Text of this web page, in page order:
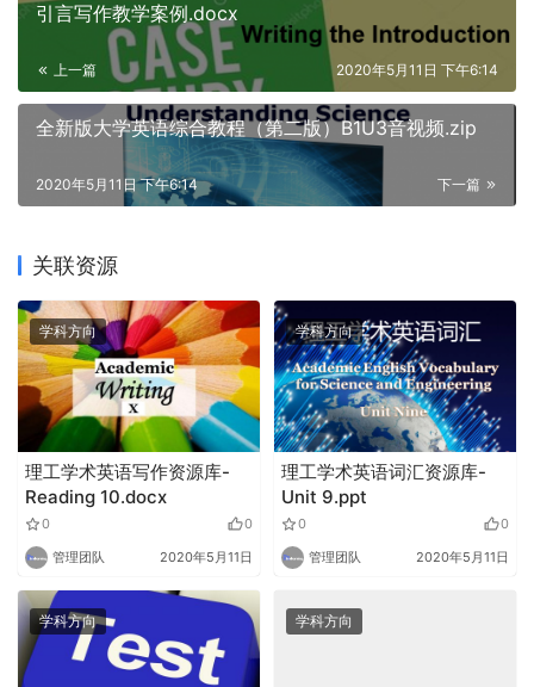
引言写作教学案例.docx
上一篇 2020年5月11日 下午6:14
全新版大学英语综合教程（第二版）B1U3音视频.zip
下一篇
2020年5月11日 下午6:14
关联资源
学科方向
理工学术英语写作资源库-
Reading 10.docx
0 0
管理团队 2020年5月11日
学科方向
理工学术英语词汇资源库-
Unit 9.ppt
0 0
管理团队 2020年5月11日
学科方向 学科方向